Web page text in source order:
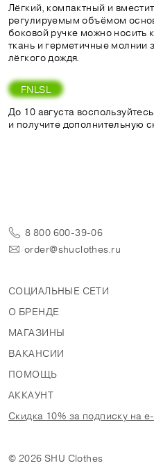
Лёгкий, компактный и
регулируемым объёмом
боковой ручке можно носить
ткань и герметичные
лёгкого дождя.
FNLSL
До 10 августа
и получите дополнительную
8 800 600-39-06
order@shuclothes.ru
СОЦИАЛЬНЫЕ СЕТИ
О БРЕНДЕ
МАГАЗИНЫ
ВАКАНСИИ
ПОМОЩЬ
АККАУНТ
Скидка 10% за подписку на
© 2026 SHU Clothes